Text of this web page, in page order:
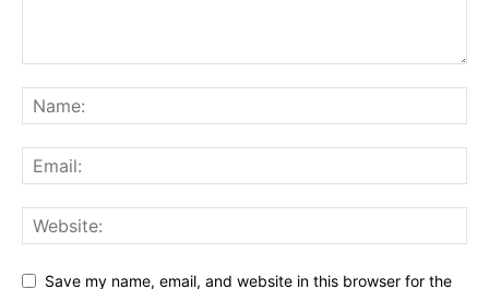
Save my name, email, and website in this browser for the